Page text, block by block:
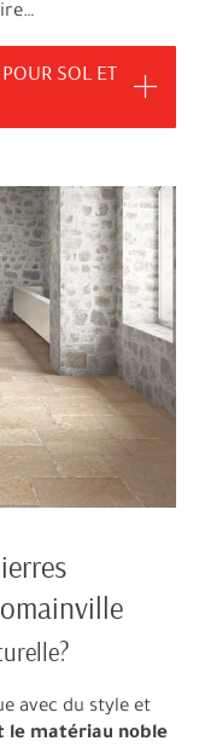
SOL ET
avec du style et
le matériau noble